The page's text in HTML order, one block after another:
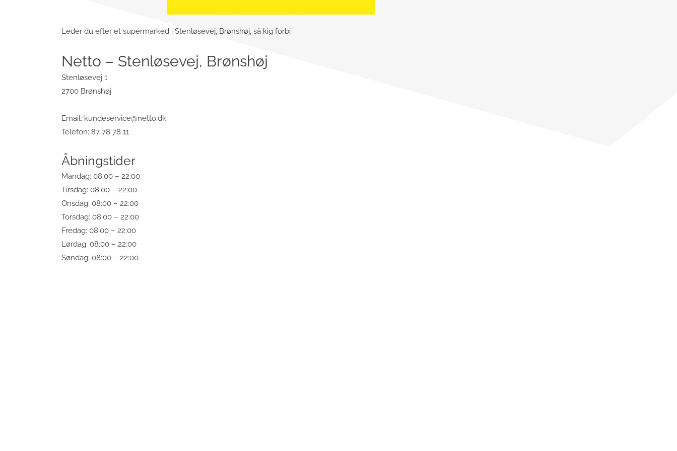
Leder du efter et supermarked i Stenløsevej, Brønshøj, så kig forbi
Netto – Stenløsevej, Brønshøj
Stenløsevej 1
2700 Brønshøj
Email: kundeservice@netto.dk
Telefon: 87 78 78 11
Åbningstider
Mandag: 08:00 – 22:00
Tirsdag: 08:00 – 22:00
Onsdag: 08:00 – 22:00
Torsdag: 08:00 – 22:00
Fredag: 08:00 – 22:00
Lørdag: 08:00 – 22:00
Søndag: 08:00 – 22:00